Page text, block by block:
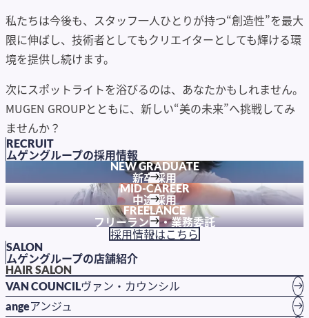
私たちは今後も、スタッフ一人ひとりが持つ“創造性”を最大
限に伸ばし、技術者としてもクリエイターとしても輝ける環
境を提供し続けます。
次にスポットライトを浴びるのは、あなたかもしれません。
MUGEN GROUPとともに、新しい“美の未来”へ挑戦してみ
ませんか？
RECRUIT
ムゲングループの採用情報
NEW GRADUATE
新卒採用
MID-CAREER
中途採用
FREELANCE
フリーランス・業務委託
採用情報はこちら
SALON
ムゲングループの店舗紹介
HAIR SALON
VAN COUNCILヴァン・カウンシル
angeアンジュ